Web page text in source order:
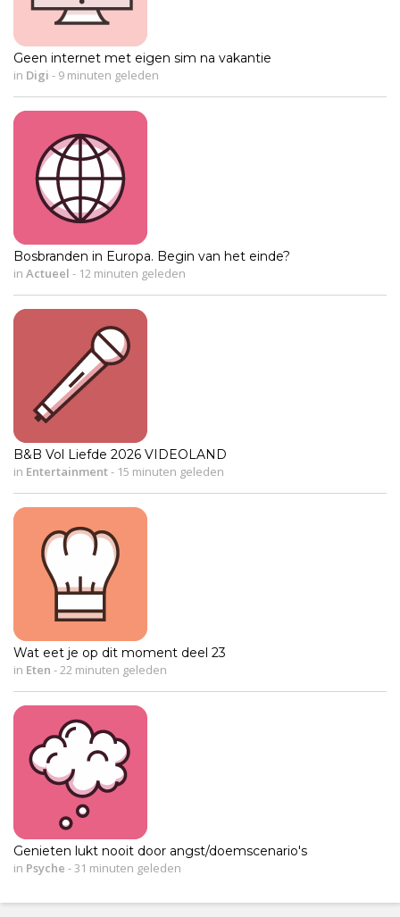
Geen internet met eigen sim na vakantie
in Digi - 9 minuten geleden
Bosbranden in Europa. Begin van het einde?
in Actueel - 12 minuten geleden
B&B Vol Liefde 2026 VIDEOLAND
in Entertainment- 15 minuten geleden
Wat eet je op dit moment deel 23
in Eten -22 minuten geleden
Genieten lukt nooit door angst/doemscenario's
in Psyche -31 minuten geleden